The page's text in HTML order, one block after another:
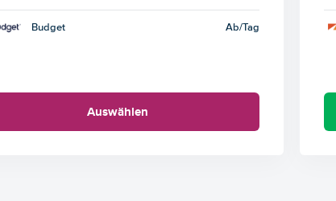
Budget Ab/Tag
Auswählen